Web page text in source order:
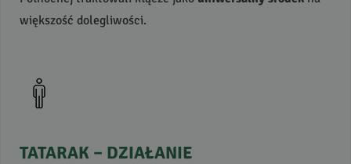
większość dolegliwości.
TATARAK – DZIAŁANIE